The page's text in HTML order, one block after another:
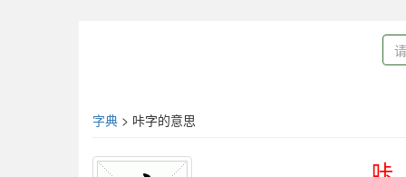
字典 > 咔字的意思